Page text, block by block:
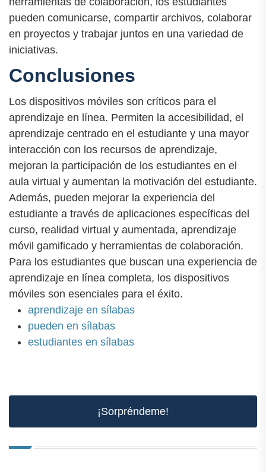
pueden comunicarse, compartir archivos, colaborar
en proyectos y trabajar juntos en una variedad de
iniciativas.
Conclusiones
Los dispositivos móviles son críticos para el
aprendizaje en línea. Permiten la accesibilidad, el
aprendizaje centrado en el estudiante y una mayor
interacción con los recursos de aprendizaje,
mejoran la participación de los estudiantes en el
aula virtual y aumentan la motivación del estudiante.
Además, pueden mejorar la experiencia del
estudiante a través de aplicaciones específicas del
curso, realidad virtual y aumentada, aprendizaje
móvil gamificado y herramientas de colaboración.
Para los estudiantes que buscan una experiencia de
aprendizaje en línea completa, los dispositivos
móviles son esenciales para el éxito.
aprendizaje en sílabas
pueden en sílabas
estudiantes en sílabas
¡Sorpréndeme!